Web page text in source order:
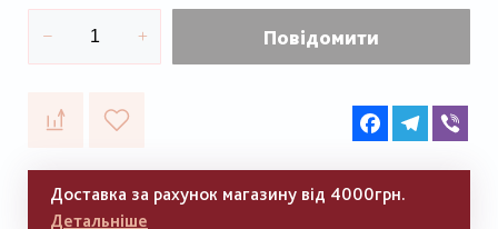
Повідомити
FacebookTelegram
Доставка за рахунок магазину від 4000грн.
Детальніше